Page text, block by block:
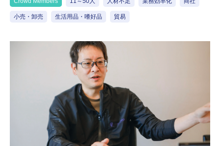
小売・卸売 生活用品・嗜好品 貿易